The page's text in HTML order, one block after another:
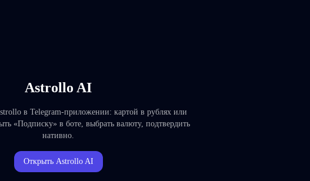
Astrollo AI
в Telegram-приложении: картой в рублях или
«Подписку» в боте, выбрать валюту, подтвердить
нативно.
Открыть Astrollo AI